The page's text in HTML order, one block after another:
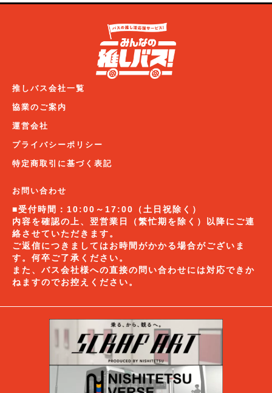
推しバス会社一覧
協業のご案内
運営会社
プライバシーポリシー
特定商取引に基づく表記
お問い合わせ
■受付時間：10:00～17:00（土日祝除く）
内容を確認の上、翌営業日（繁忙期を除く）以降にご連
絡させていただきます。
ご返信につきましてはお時間がかかる場合がございま
す。何卒ご了承ください。
また、バス会社様への直接の問い合わせには対応できか
ねますのでお控えください。